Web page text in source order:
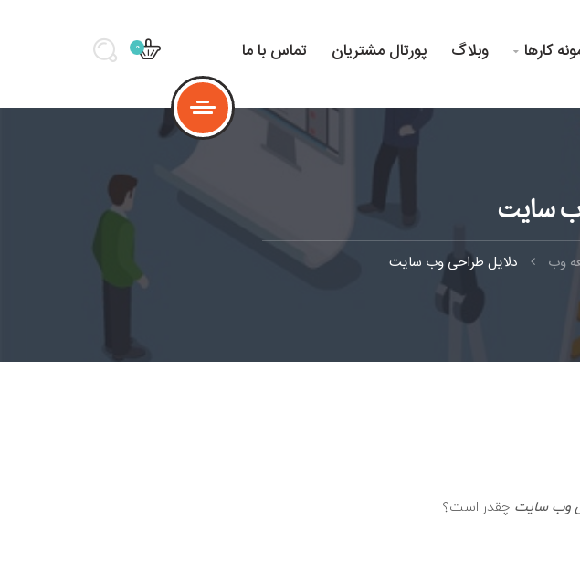
کارها  وبلاگ پورتال مشتریان تماس با ما 0
سایت
وب دلایل طراحی وب سایت
وب سایت چقدر است؟